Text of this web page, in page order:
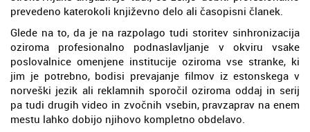
prevedeno katerokoli književno delo ali časopisni članek.
Glede na to, da je na razpolago tudi storitev sinhronizacija
oziroma profesionalno podnaslavljanje v okviru vsake
poslovalnice omenjene institucije oziroma vse stranke, ki
jim je potrebno, bodisi prevajanje filmov iz estonskega v
norveški jezik ali reklamnih sporočil oziroma oddaj in serij
pa tudi drugih video in zvočnih vsebin, pravzaprav na enem
mestu lahko dobijo njihovo kompletno obdelavo.